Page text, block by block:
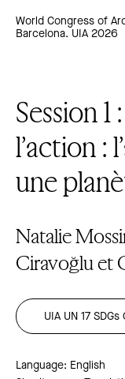
World Congress of
Barcelona. UIA 2026
Session 1
l’action :
une
Natalie
Ciravoğlu et
UIA UN 17
Language: English